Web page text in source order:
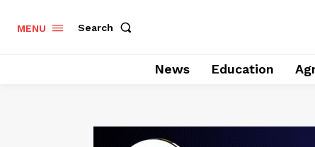
MENU Search
News Education